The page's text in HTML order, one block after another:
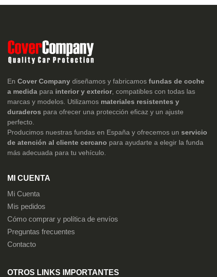
En Cover Company diseñamos y fabricamos fundas de coche
a medida para interior y exterior, compatibles con todas las
marcas y modelos. Utilizamos materiales resistentes y
duraderos para ofrecer una protección eficaz y un ajuste
perfecto.
Producimos nuestras fundas en España y ofrecemos un servicio
de atención al cliente cercano para ayudarte a elegir la funda
más adecuada para tu vehículo.
MI CUENTA
Mi Cuenta
Mis pedidos
Cómo comprar y política de envíos
Preguntas frecuentes
Contacto
OTROS LINKS IMPORTANTES